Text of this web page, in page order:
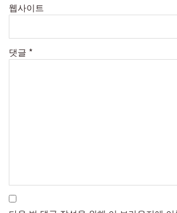
웹사이트
댓글 *